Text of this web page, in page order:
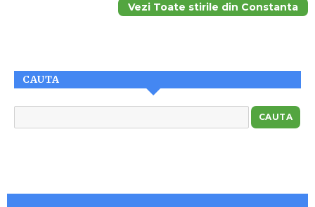
Vezi Toate stirile din Constanta
CAUTA